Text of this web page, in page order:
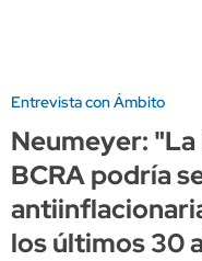
Entrevista con Ámbito
Neumeyer:
BCRA podría
los últimos 30